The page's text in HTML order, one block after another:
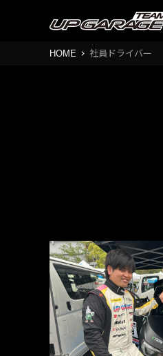
HOME 社員ドライバー